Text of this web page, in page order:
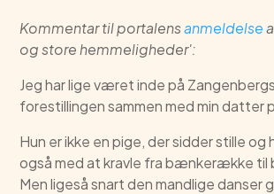
Kommentar til portalensanmeldelse
og store hemmeligheder':
Jeg har lige været inde på
forestillingen sammen med min datter
Hun er ikke en pige, der sidder stille og
også med at kravle fra bænkerække
Men ligeså snart den mandlige danser